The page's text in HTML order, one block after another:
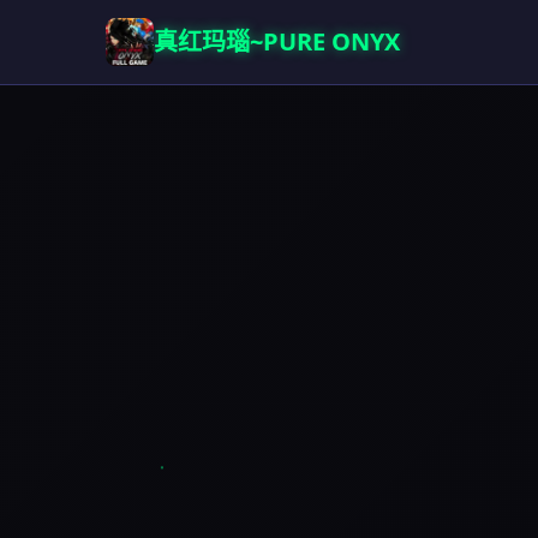
真红玛瑙~PURE ONYX